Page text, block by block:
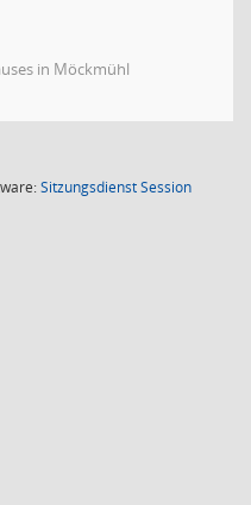
in Möckmühl
SitzungsdienstSession(Wird in